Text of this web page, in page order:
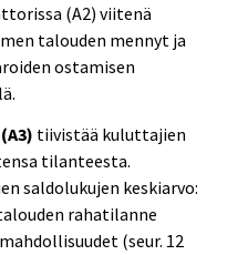
(A2) viitenä
talouden mennyt ja
ostamisen
tiivistää kuluttajien
tilanteesta.
saldolukujen keskiarvo:
rahatilanne
(seur. 12